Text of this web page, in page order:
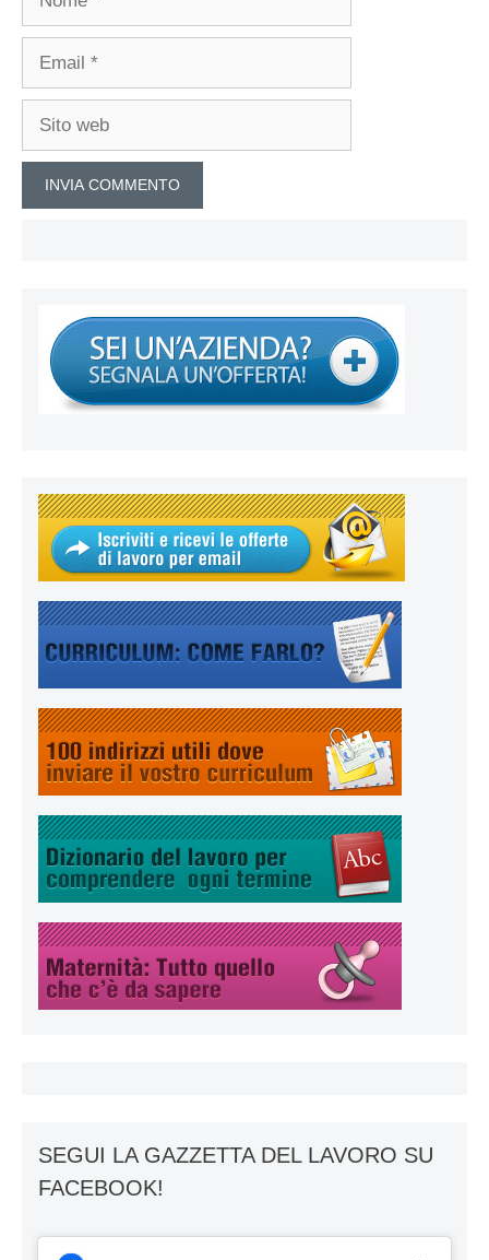
Email
Sito
SEGUI LA GAZZETTA DEL LAVORO SU
FACEBOOK!